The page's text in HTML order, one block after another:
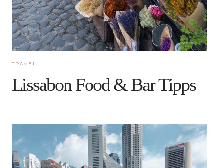
TRAVEL
Lissabon Food & Bar Tipps